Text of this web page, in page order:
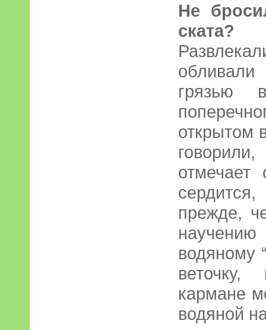
Не
ската?
грязью
открытом
прежде,
водяному
кармане
водяной